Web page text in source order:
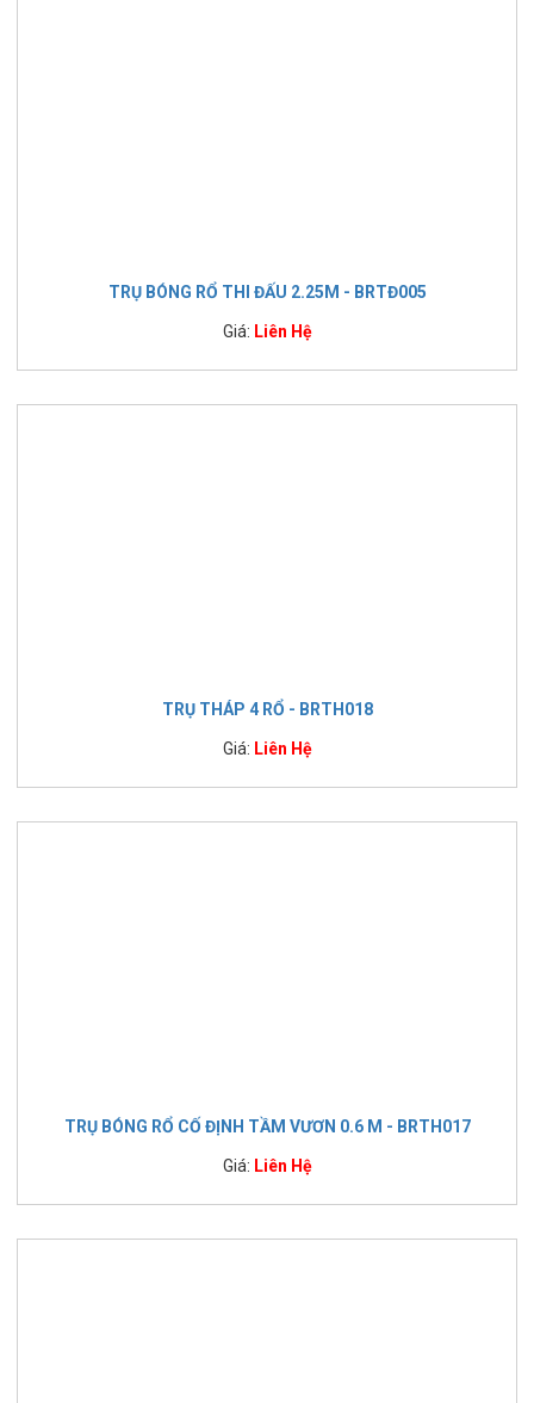
TRỤ BÓNG RỔ THI ĐẤU 2.25M - BRTĐ005
Giá: Liên Hệ
TRỤ THÁP 4 RỔ - BRTH018
Giá: Liên Hệ
TRỤ BÓNG RỔ CỐ ĐỊNH TẦM VƯƠN 0.6 M - BRTH017
Giá: Liên Hệ